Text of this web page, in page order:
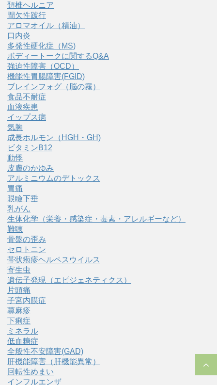
頚椎ヘルニア
間欠性跛行
アロマオイル（精油）
口内炎
多発性硬化症（MS)
ボディートークに関するQ&A
強迫性障害（OCD）
機能性胃腸障害(FGID)
ブレインフォグ（脳の霧）
食品不耐症
血液疾患
イップス病
気胸
成長ホルモン（HGH・GH)
ビタミンB12
動悸
皮膚のかゆみ
アルミニウムのデトックス
胃痛
眼瞼下垂
乳がん
生体化学（栄養・感染症・毒素・アレルギーなど）
難聴
骨盤の歪み
セロトニン
帯状疱疹ヘルペスウイルス
寄生虫
遺伝子発現（エピジェネティクス）
片頭痛
子宮内膜症
蕁麻疹
下痢症
ミネラル
低血糖症
全般性不安障害(GAD)
肝機能障害（肝機能異常）
回転性めまい
インフルエンザ